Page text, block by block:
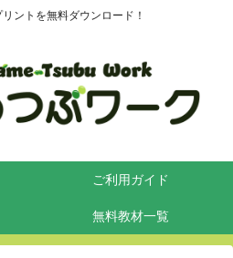
ントを無料ダウンロード！
ご利用ガイド
無料教材一覧